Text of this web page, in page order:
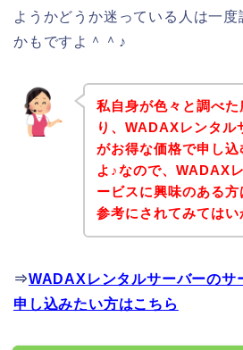
ようかどうか迷っている人は一度
かもですよ＾＾♪
私自身が色々と調べた
り、WADAXレンタル
がお得な価格で申し
よ♪なので、WADAX
ービスに興味のある
参考にされてみてはい
⇒WADAXレンタルサーバーのサ
申し込みたい方はこちら